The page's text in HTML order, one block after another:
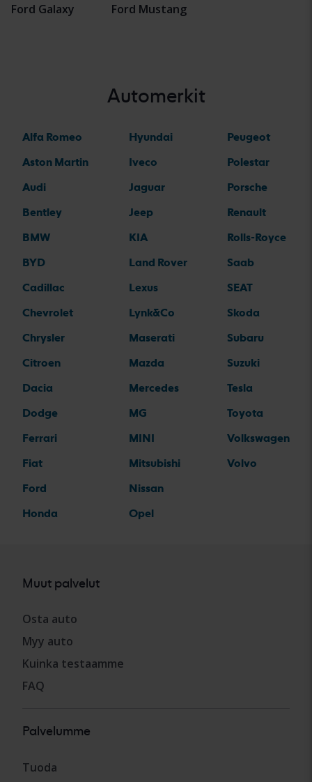
Ford Galaxy
Ford Mustang
Automerkit
Alfa Romeo
Aston Martin
Audi
Bentley
BMW
BYD
Cadillac
Chevrolet
Chrysler
Citroen
Dacia
Dodge
Ferrari
Fiat
Ford
Honda
Hyundai
Iveco
Jaguar
Jeep
KIA
Land Rover
Lexus
Lynk&Co
Maserati
Mazda
Mercedes
MG
MINI
Mitsubishi
Nissan
Opel
Peugeot
Polestar
Porsche
Renault
Rolls-Royce
Saab
SEAT
Skoda
Subaru
Suzuki
Tesla
Toyota
Volkswagen
Volvo
Muut palvelut
Osta auto
Myy auto
Kuinka testaamme
FAQ
Palvelumme
Tuoda